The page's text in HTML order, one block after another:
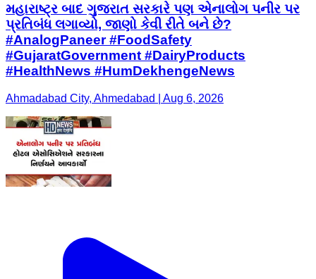
મહારાષ્ટ્ર બાદ ગુજરાત સરકારે પણ એનાલોગ પનીર પર
પ્રતિબંધ લગાવ્યો, જાણો કેવી રીતે બને છે?
#AnalogPaneer #FoodSafety
#GujaratGovernment #DairyProducts
#HealthNews #HumDekhengeNews
Ahmadabad City, Ahmedabad | Aug 6, 2026